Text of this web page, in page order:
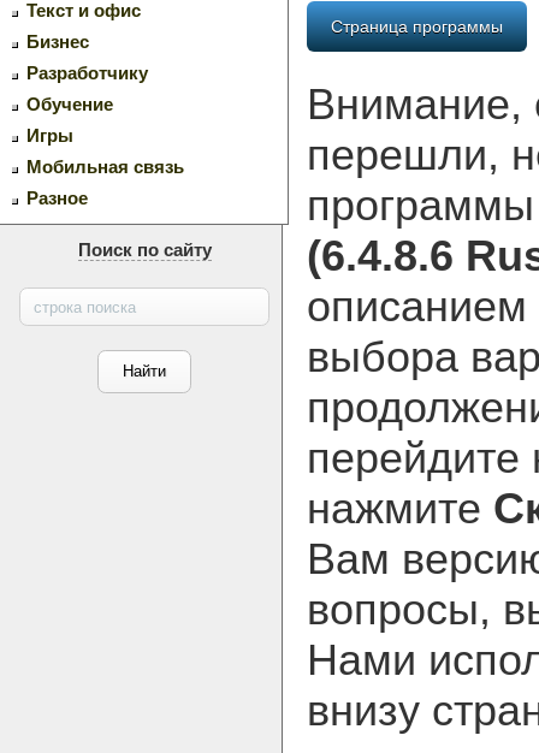
Текст и офис
Бизнес
Разработчику
Обучение
Игры
Мобильная связь
Разное
Поиск по сайту
Страница программы
Внимание,
перешли,
(6.4.8.6
описанием
выбора
нажмите
Вам
вопросы,
Нами
внизу